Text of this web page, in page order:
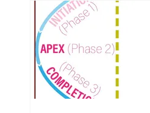
Edzés javaslatok - MAMO
Járás, futás, gyaloglás - MAMO